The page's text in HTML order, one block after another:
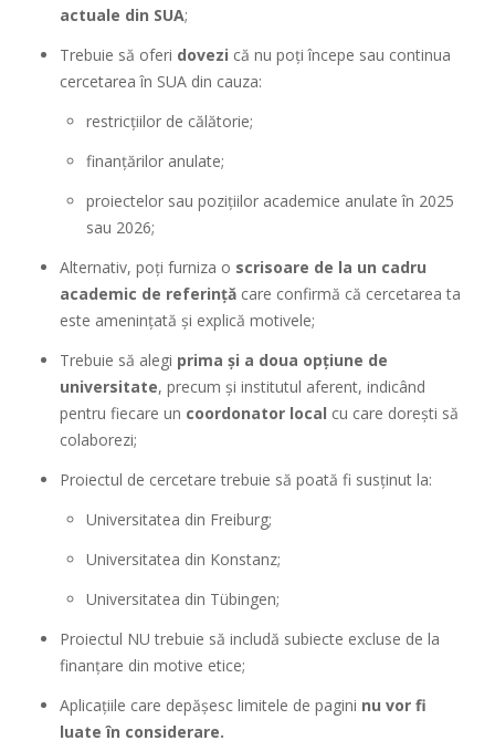
actuale din SUA;
Trebuie să oferi dovezi că nu poți începe sau continua
cercetarea în SUA din cauza:
restricțiilor de călătorie;
finanțărilor anulate;
proiectelor sau pozițiilor academice anulate în 2025
sau 2026;
Alternativ, poți furniza o scrisoare de la un cadru
academic de referință care confirmă că cercetarea ta
este amenințată și explică motivele;
Trebuie să alegi prima și a doua opțiune de
universitate, precum și institutul aferent, indicând
pentru fiecare un coordonator local cu care dorești să
colaborezi;
Proiectul de cercetare trebuie să poată fi susținut la:
Universitatea din Freiburg;
Universitatea din Konstanz;
Universitatea din Tübingen;
Proiectul NU trebuie să includă subiecte excluse de la
finanțare din motive etice;
Aplicațiile care depășesc limitele de pagini nu vor fi
luate în considerare.